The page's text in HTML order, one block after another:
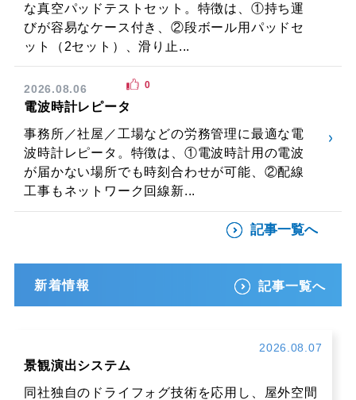
な真空パッドテストセット。特徴は、①持ち運
びが容易なケース付き、②段ボール用パッドセ
ット（2セット）、滑り止...
2026.08.06
電波時計レピータ
事務所／社屋／工場などの労務管理に最適な電
波時計レピータ。特徴は、①電波時計用の電波
が届かない場所でも時刻合わせが可能、②配線
工事もネットワーク回線新...
0
記事一覧へ
新着情報 記事一覧へ
2026.08.07
景観演出システム
同社独自のドライフォグ技術を応用し、屋外空間